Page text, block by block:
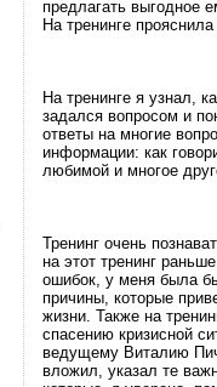
предлагать выгодное
На тренинге
На тренинге я узнал,
задался вопросом и
ответы на многие
информации: как
любимой и многое
Тренинг очень
на этот тренинг
ошибок, у меня была
причины, которые
жизни. Также на
спасению кризисной
ведущему Виталию
вложил, указал те